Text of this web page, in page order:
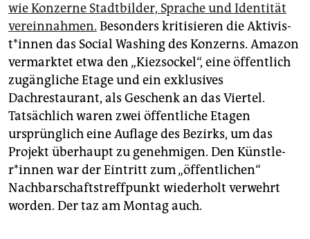
wie Konzerne Stadtbilder, Sprache und Identität
vereinnahmen. Besonders kritisieren die Ak­ti­vis­
t*in­nen das Social Washing des Konzerns. Amazon
vermarktet etwa den „Kiezsockel“, eine öffentlich
zugängliche Etage und ein exklusives
Dachrestaurant, als Geschenk an das Viertel.
Tatsächlich waren zwei öffentliche Etagen
ursprünglich eine Auflage des Bezirks, um das
Projekt überhaupt zu genehmigen. Den Künst­le­
r*in­nen war der Eintritt zum „öffentlichen“
Nachbarschafts­treffpunkt wiederholt verwehrt
worden. Der taz am Montag auch.